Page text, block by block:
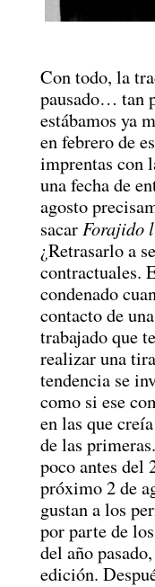
Con todo, la
pausado… tan
estábamos ya
en febrero de
imprentas con
una fecha de
agosto
sacar Forajido
¿Retrasarlo a
contractuales.
condenado
contacto de
trabajado que
realizar una
tendencia se
como si ese
en las que
de las
poco antes
próximo 2 de
gustan a los
por parte de
del año
edición.